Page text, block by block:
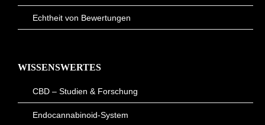
Echtheit von Bewertungen
WISSENSWERTES
CBD – Studien & Forschung
Endocannabinoid-System